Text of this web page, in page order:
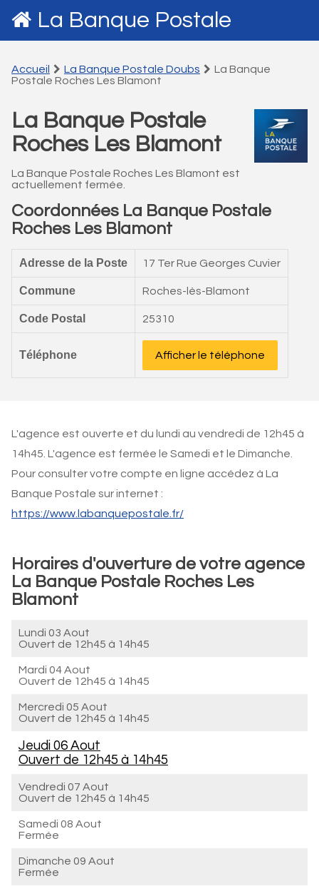
La Banque Postale
Accueil La Banque Postale Doubs
La Banque
Postale Roches Les Blamont
La Banque Postale
Roches Les Blamont
La Banque Postale Roches Les Blamont est
actuellement fermée.
Coordonnées La Banque Postale
Roches Les Blamont
Adresse de la Poste 17 Ter Rue Georges Cuvier
Commune Roches-lès-Blamont
Code Postal 25310
Téléphone Afficher le téléphone
L'agence est ouverte et du lundi au vendredi de 12h45 à
14h45. L'agence est fermée le Samedi et le Dimanche.
Pour consulter votre compte en ligne accédez à La
Banque Postale sur internet :
https://www.labanquepostale.fr/
Horaires d'ouverture de votre agence
La Banque Postale Roches Les
Blamont
Lundi 03 Aout
Ouvert de 12h45 à 14h45
Mardi 04 Aout
Ouvert de 12h45 à 14h45
Mercredi 05 Aout
Ouvert de 12h45 à 14h45
Jeudi 06 Aout
Ouvert de 12h45 à 14h45
Vendredi 07 Aout
Ouvert de 12h45 à 14h45
Samedi 08 Aout
Fermée
Dimanche 09 Aout
Fermée